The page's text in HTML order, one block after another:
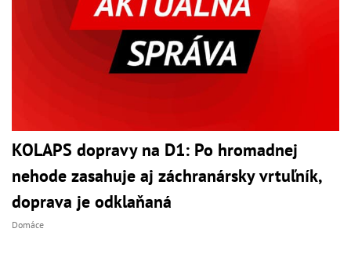
KOLAPS dopravy na D1: Po hromadnej
nehode zasahuje aj záchranársky vrtuľník,
doprava je odklaňaná
Domáce